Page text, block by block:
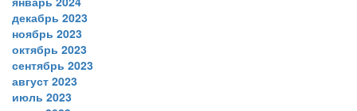
декабрь 2023
ноябрь 2023
октябрь 2023
сентябрь 2023
август 2023
июль 2023